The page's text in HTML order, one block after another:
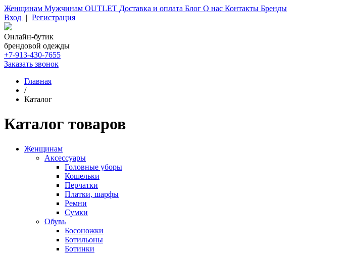
Женщинам Мужчинам OUTLET Доставка и оплата Блог О нас Контакты Бренды
Вход | Регистрация
Онлайн-бутик
брендовой одежды
+7-913-430-7655
Заказать звонок
Главная
/
Каталог
Каталог товаров
Женщинам
Аксессуары
Головные уборы
Кошельки
Перчатки
Платки, шарфы
Ремни
Сумки
Обувь
Босоножки
Ботильоны
Ботинки